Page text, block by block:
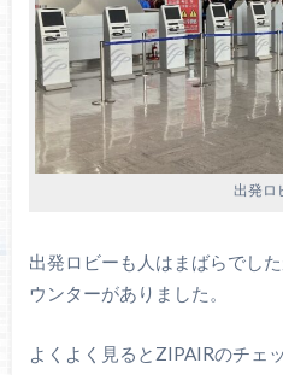
出発ロ
出発ロビーも人はまばらでし
ウンターがありました。
よくよく見るとZIPAIRのチェ